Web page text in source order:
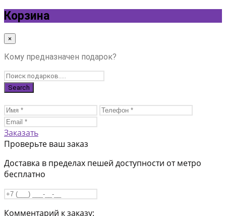
Корзина
×
Кому предназначен подарок?
Заказать
Проверьте ваш заказ
Доставка в пределах пешей доступности от метро
бесплатно
Комментарий к заказу: